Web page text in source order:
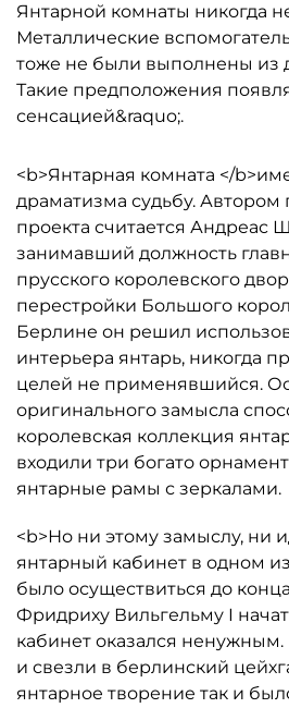
Янтарной комнаты никогда
Металлические
тоже не были выполнены из
Такие предположения
сенсацией&raquo;.
<b>Янтарная комната </
драматизма судьбу. Автором
проекта считается Андреас
занимавший должность
прусского королевского
перестройки Большого
Берлине он решил
интерьера янтарь, никогда
целей не применявшийся.
оригинального замысла
королевская коллекция
входили три богато
янтарные рамы с зеркалами.
<b>Но ни этому замыслу, ни
янтарный кабинет в одном
было осуществиться до
Фридриху Вильгельму I
кабинет оказался ненужным.
и свезли в берлинский
янтарное творение так и